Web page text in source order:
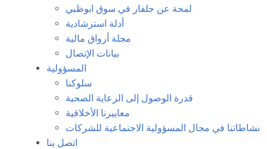
لمحة عن جلفار في سوق ابوظبي
أدلة استرشادية
مجلة أرواق مالية
بيانات الإتصال
المسؤولية
سلوكنا
قدرة الوصول إلى الرعاية الصحية
معاييرنا الأخلاقية
نشاطاتنا في مجال المسؤولية الاجتماعية للشركات
اتصل بنا